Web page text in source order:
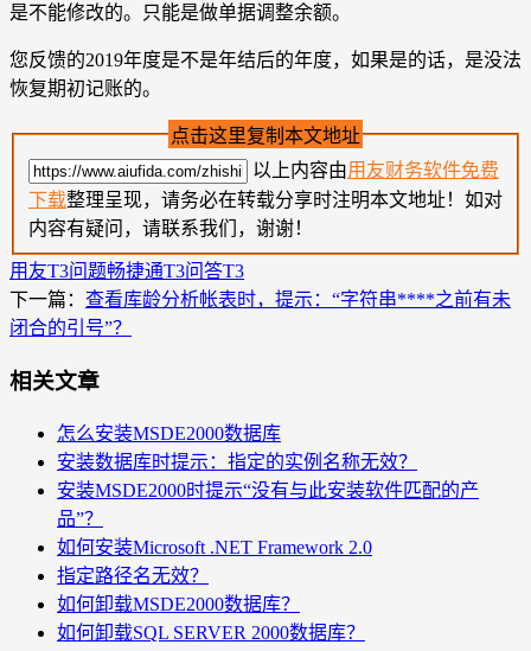
是不能修改的。只能是做单据调整余额。
您反馈的2019年度是不是年结后的年度，如果是的话，是没法
恢复期初记账的。
点击这里复制本文地址
以上内容由用友财务软件免费
下载整理呈现，请务必在转载分享时注明本文地址！如对
内容有疑问，请联系我们，谢谢！
用友T3问题畅捷通T3问答T3
下一篇： 查看库龄分析帐表时，提示：“字符串****之前有未
闭合的引号”？
相关文章
怎么安装MSDE2000数据库
安装数据库时提示：指定的实例名称无效？
安装MSDE2000时提示“没有与此安装软件匹配的产
品”？
如何安装Microsoft .NET Framework 2.0
指定路径名无效？
如何卸载MSDE2000数据库？
如何卸载SQL SERVER 2000数据库？